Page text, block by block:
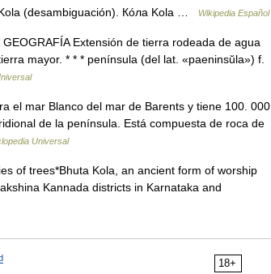
(desambiguación). Кóла Kola … Wikipedia Español
Extensión de tierra rodeada de agua
mayor. * * * península (del lat. «paeninsŭla») f.
el mar Blanco del mar de Barents y tiene 100. 000
de la península. Está compuesta de roca de
Universal
of trees*Bhuta Kola, an ancient form of worship
Kannada districts in Karnataka and
18+